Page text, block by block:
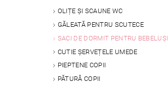
OLIȚE ȘI SCAUNE WC
GĂLEATĂ PENTRU SCUTECE
SACI DE DORMIT PENTRU BEBELUȘI
CUTIE ȘERVEȚELE UMEDE
PIEPTENE COPII
PĂTURĂ COPII